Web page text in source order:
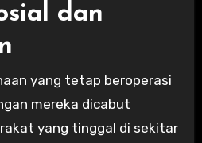
dan
yang tetap beroperasi
mereka dicabut
yang tinggal di sekitar